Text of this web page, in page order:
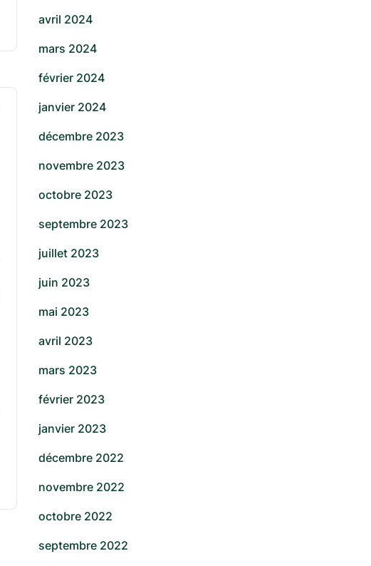
avril 2024
mars 2024
février 2024
janvier 2024
décembre 2023
novembre 2023
octobre 2023
septembre 2023
juillet 2023
juin 2023
mai 2023
avril 2023
mars 2023
février 2023
janvier 2023
décembre 2022
novembre 2022
octobre 2022
septembre 2022